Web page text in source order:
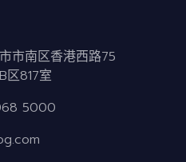
市南区香港西路75
区817室
5000